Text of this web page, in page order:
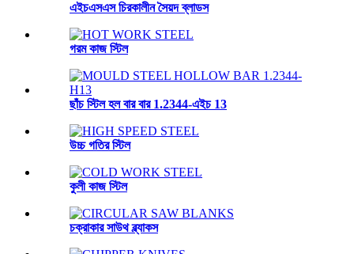
এইচএসএস চিরকালীন সৈয়দ ব্লাডস
গরম কাজ স্টিল
ছাঁচ স্টিল হল বার বার 1.2344-এইচ 13
উচ্চ গতির স্টিল
কুলী কাজ স্টিল
চক্রাকার সাউথ ব্ল্যাকস